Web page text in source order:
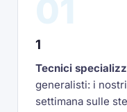
1
Tecnici
generalisti: i
settimana sulle